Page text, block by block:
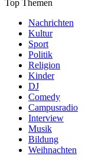
Top Themen
Nachrichten
Kultur
Sport
Politik
Religion
Kinder
DJ
Comedy
Campusradio
Interview
Musik
Bildung
Weihnachten